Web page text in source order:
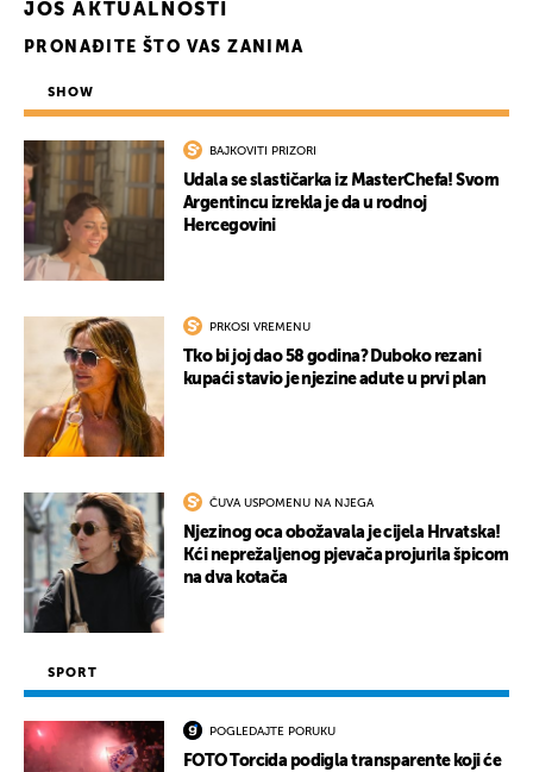
JOŠ AKTUALNOSTI
PRONAĐITE ŠTO VAS ZANIMA
SHOW
BAJKOVITI PRIZORI
Udala se slastičarka iz MasterChefa! Svom
Argentincu izrekla je da u rodnoj
Hercegovini
PRKOSI VREMENU
Tko bi joj dao 58 godina? Duboko rezani
kupaći stavio je njezine adute u prvi plan
ČUVA USPOMENU NA NJEGA
Njezinog oca obožavala je cijela Hrvatska!
Kći neprežaljenog pjevača projurila špicom
na dva kotača
SPORT
POGLEDAJTE PORUKU
FOTO Torcida podigla transparente koji će